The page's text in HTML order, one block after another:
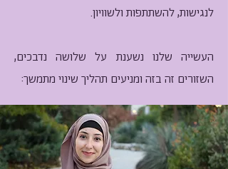
לנגישות, להשתתפות ולשוויון.
העשייה שלנו נשענת על שלושה נדבכים,
השזורים זה בזה ומניעים תהליך שינוי מתמשך: